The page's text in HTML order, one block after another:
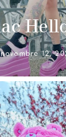
novembre 12,